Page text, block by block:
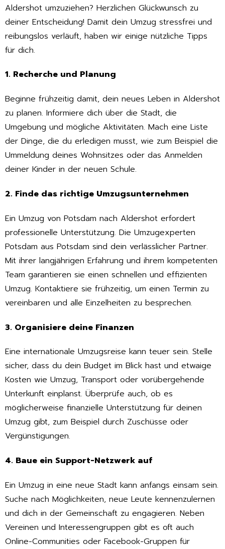
Aldershot umzuziehen? Herzlichen Glückwunsch zu
deiner Entscheidung! Damit dein Umzug stressfrei und
reibungslos verläuft, haben wir einige nützliche Tipps
für dich.
1. Recherche und Planung
Beginne frühzeitig damit, dein neues Leben in Aldershot
zu planen. Informiere dich über die Stadt, die
Umgebung und mögliche Aktivitäten. Mach eine Liste
der Dinge, die du erledigen musst, wie zum Beispiel die
Ummeldung deines Wohnsitzes oder das Anmelden
deiner Kinder in der neuen Schule.
2. Finde das richtige Umzugsunternehmen
Ein Umzug von Potsdam nach Aldershot erfordert
professionelle Unterstützung. Die Umzugexperten
Potsdam aus Potsdam sind dein verlässlicher Partner.
Mit ihrer langjährigen Erfahrung und ihrem kompetenten
Team garantieren sie einen schnellen und effizienten
Umzug. Kontaktiere sie frühzeitig, um einen Termin zu
vereinbaren und alle Einzelheiten zu besprechen.
3. Organisiere deine Finanzen
Eine internationale Umzugsreise kann teuer sein. Stelle
sicher, dass du dein Budget im Blick hast und etwaige
Kosten wie Umzug, Transport oder vorübergehende
Unterkunft einplanst. Überprüfe auch, ob es
möglicherweise finanzielle Unterstützung für deinen
Umzug gibt, zum Beispiel durch Zuschüsse oder
Vergünstigungen.
4. Baue ein Support-Netzwerk auf
Ein Umzug in eine neue Stadt kann anfangs einsam sein.
Suche nach Möglichkeiten, neue Leute kennenzulernen
und dich in der Gemeinschaft zu engagieren. Neben
Vereinen und Interessengruppen gibt es oft auch
Online-Communities oder Facebook-Gruppen für